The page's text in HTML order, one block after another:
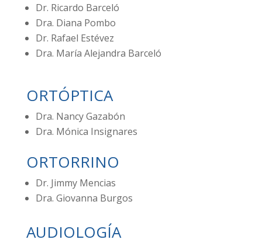
Dr. Ricardo Barceló
Dra. Diana Pombo
Dr. Rafael Estévez
Dra. María Alejandra Barceló
ORTÓPTICA
Dra. Nancy Gazabón
Dra. Mónica Insignares
ORTORRINO
Dr. Jimmy Mencias
Dra. Giovanna Burgos
AUDIOLOGÍA